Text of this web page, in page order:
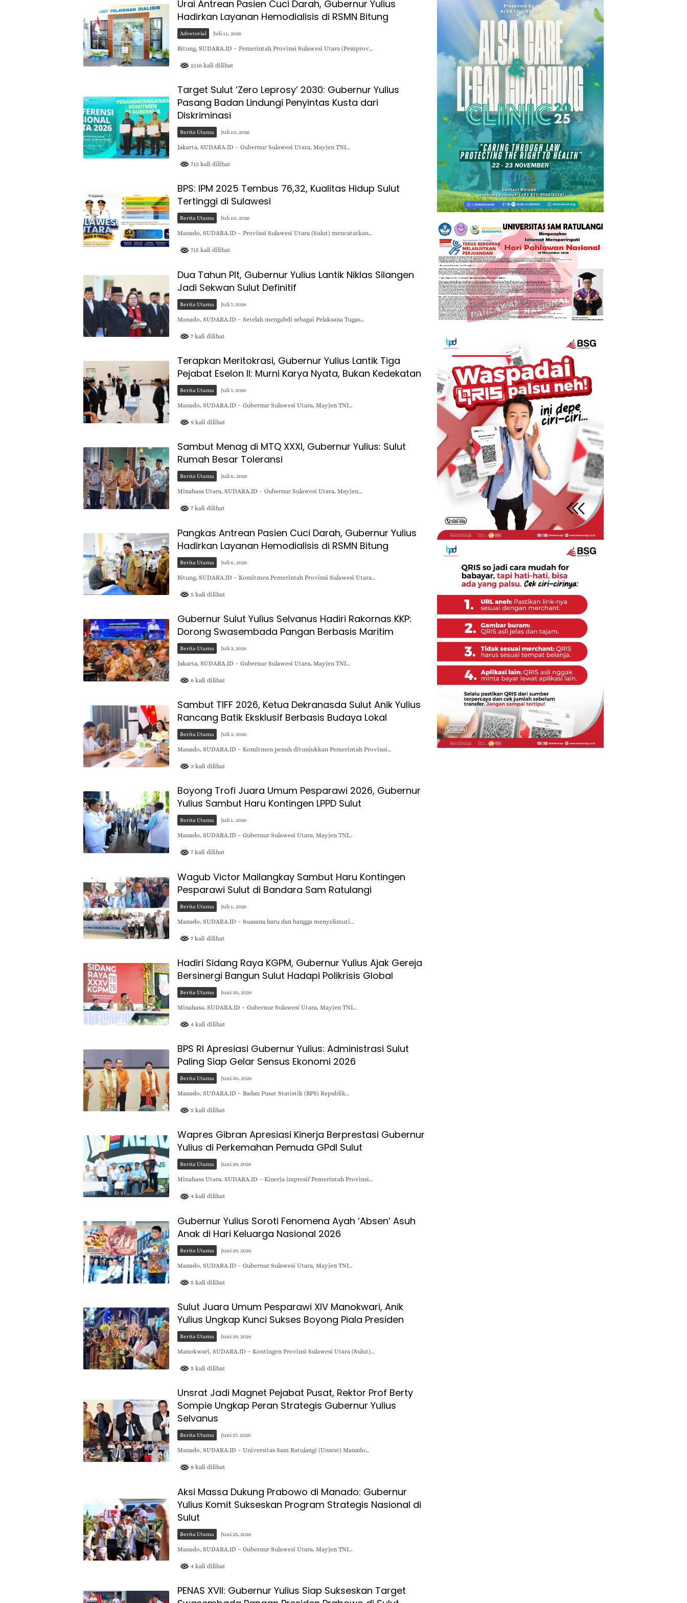
Urai Antrean Pasien Cuci Darah, Gubernur Yulius
Hadirkan Layanan Hemodialisis di RSMN Bitung
Advetorial Juli 11, 2026
Bitung, SUDARA.ID – Pemerintah Provinsi Sulawesi Utara (Pemprov…
1316 kali dilihat
Target Sulut ‘Zero Leprosy’ 2030: Gubernur Yulius
Pasang Badan Lindungi Penyintas Kusta dari
Diskriminasi
Berita Utama Juli 10, 2026
Jakarta, SUDARA.ID – Gubernur Sulawesi Utara, Mayjen TNI…
713 kali dilihat
BPS: IPM 2025 Tembus 76,32, Kualitas Hidup Sulut
Tertinggi di Sulawesi
Berita Utama Juli 10, 2026
Manado, SUDARA.ID – Provinsi Sulawesi Utara (Sulut) mencatatkan…
715 kali dilihat
Dua Tahun Plt, Gubernur Yulius Lantik Niklas Silangen
Jadi Sekwan Sulut Definitif
Berita Utama Juli 7, 2026
​Manado, SUDARA.ID – Setelah mengabdi sebagai Pelaksana Tugas…
7 kali dilihat
Terapkan Meritokrasi, Gubernur Yulius Lantik Tiga
Pejabat Eselon II: Murni Karya Nyata, Bukan Kedekatan
Berita Utama Juli 7, 2026
Manado, SUDARA.ID – Gubernur Sulawesi Utara, Mayjen TNI…
9 kali dilihat
Sambut Menag di MTQ XXXI, Gubernur Yulius: Sulut
Rumah Besar Toleransi
Berita Utama Juli 6, 2026
Minahasa Utara, SUDARA.ID – Gubernur Sulawesi Utara, Mayjen…
7 kali dilihat
Pangkas Antrean Pasien Cuci Darah, Gubernur Yulius
Hadirkan Layanan Hemodialisis di RSMN Bitung
Berita Utama Juli 6, 2026
Bitung, SUDARA.ID – Komitmen Pemerintah Provinsi Sulawesi Utara…
5 kali dilihat
Gubernur Sulut Yulius Selvanus Hadiri Rakornas KKP:
Dorong Swasembada Pangan Berbasis Maritim
Berita Utama Juli 3, 2026
Jakarta, SUDARA.ID – Gubernur Sulawesi Utara, Mayjen TNI…
6 kali dilihat
Sambut TIFF 2026, Ketua Dekranasda Sulut Anik Yulius
Rancang Batik Eksklusif Berbasis Budaya Lokal
Berita Utama Juli 3, 2026
Manado, SUDARA.ID – Komitmen penuh ditunjukkan Pemerintah Provinsi…
3 kali dilihat
Boyong Trofi Juara Umum Pesparawi 2026, Gubernur
Yulius Sambut Haru Kontingen LPPD Sulut
Berita Utama Juli 1, 2026
Manado, SUDARA.ID – Gubernur Sulawesi Utara, Mayjen TNI…
7 kali dilihat
Wagub Victor Mailangkay Sambut Haru Kontingen
Pesparawi Sulut di Bandara Sam Ratulangi
Berita Utama Juli 1, 2026
Manado, SUDARA.ID – Suasana haru dan bangga menyelimuti…
7 kali dilihat
Hadiri Sidang Raya KGPM, Gubernur Yulius Ajak Gereja
Bersinergi Bangun Sulut Hadapi Polikrisis Global
Berita Utama Juni 30, 2026
Minahasa, SUDARA.ID – Gubernur Sulawesi Utara, Mayjen TNI…
4 kali dilihat
BPS RI Apresiasi Gubernur Yulius: Administrasi Sulut
Paling Siap Gelar Sensus Ekonomi 2026
Berita Utama Juni 30, 2026
Manado, SUDARA.ID – Badan Pusat Statistik (BPS) Republik…
5 kali dilihat
Wapres Gibran Apresiasi Kinerja Berprestasi Gubernur
Yulius di Perkemahan Pemuda GPdI Sulut
Berita Utama Juni 29, 2026
Minahasa Utara, SUDARA.ID – Kinerja impresif Pemerintah Provinsi…
4 kali dilihat
Gubernur Yulius Soroti Fenomena Ayah ‘Absen’ Asuh
Anak di Hari Keluarga Nasional 2026
Berita Utama Juni 29, 2026
Manado, SUDARA.ID – Gubernur Sulawesi Utara, Mayjen TNI…
5 kali dilihat
Sulut Juara Umum Pesparawi XIV Manokwari, Anik
Yulius Ungkap Kunci Sukses Boyong Piala Presiden
Berita Utama Juni 29, 2026
Manokwari, SUDARA.ID – Kontingen Provinsi Sulawesi Utara (Sulut)…
5 kali dilihat
Unsrat Jadi Magnet Pejabat Pusat, Rektor Prof Berty
Sompie Ungkap Peran Strategis Gubernur Yulius
Selvanus
Berita Utama Juni 27, 2026
Manado, SUDARA.ID – Universitas Sam Ratulangi (Unsrat) Manado…
8 kali dilihat
Aksi Massa Dukung Prabowo di Manado: Gubernur
Yulius Komit Sukseskan Program Strategis Nasional di
Sulut
Berita Utama Juni 25, 2026
Manado, SUDARA.ID – Gubernur Sulawesi Utara, Mayjen TNI…
4 kali dilihat
PENAS XVII: Gubernur Yulius Siap Sukseskan Target